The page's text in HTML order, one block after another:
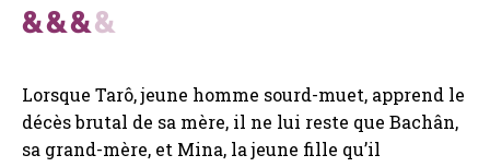
Lorsque Tarô, jeune homme sourd-muet, apprend le
décès brutal de sa mère, il ne lui reste que Bachân,
sa grand-mère, et Mina, la jeune fille qu’il